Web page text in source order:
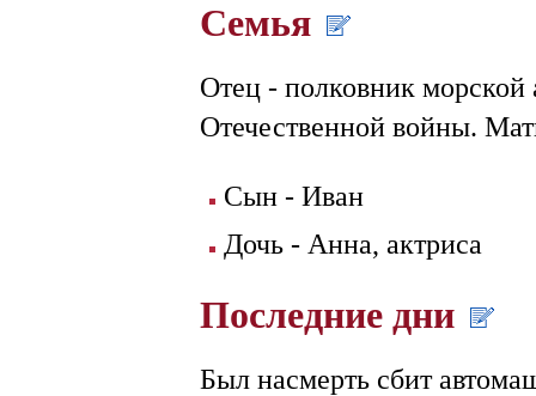
Семья
Отец - полковник
Отечественной войны.
Сын - Иван
Дочь - Анна, актриса
Последние дни
Был насмерть сбит